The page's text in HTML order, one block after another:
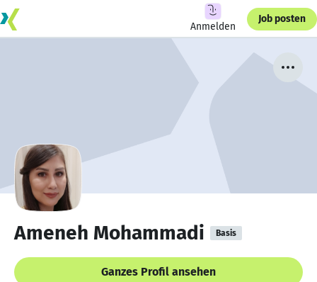
Anmelden
Job posten
Ameneh Mohammadi Basis
Ganzes Profil ansehen